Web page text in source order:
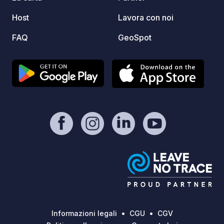
Host
FAQ
Lavora con noi
GeoSpot
Informazioni legali CGU
CGV